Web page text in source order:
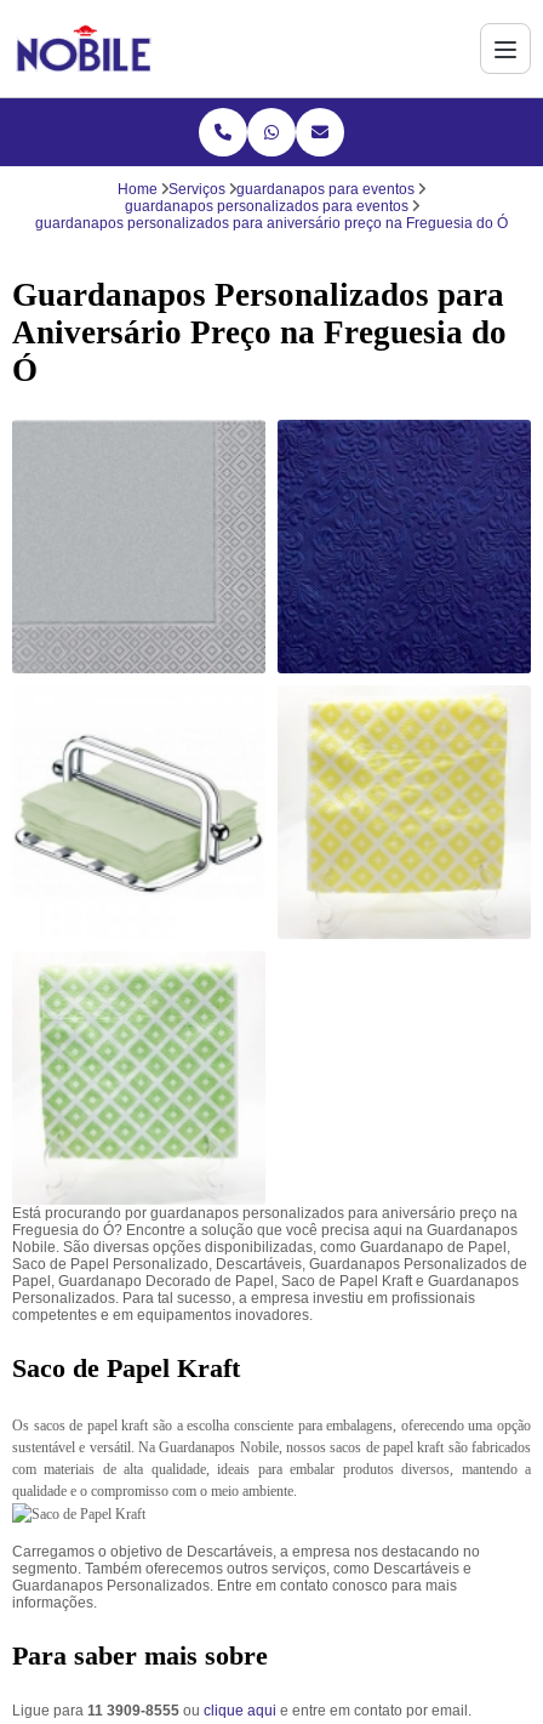
Home Serviços
guardanapos para eventos
guardanapos personalizados para eventos
guardanapos personalizados para aniversário preço na Freguesia do Ó
Guardanapos Personalizados para
Aniversário Preço na Freguesia do
Ó
Está procurando por guardanapos personalizados para aniversário preço na
Freguesia do Ó? Encontre a solução que você precisa aqui na Guardanapos
Nobile. São diversas opções disponibilizadas, como Guardanapo de Papel,
Saco de Papel Personalizado, Descartáveis, Guardanapos Personalizados de
Papel, Guardanapo Decorado de Papel, Saco de Papel Kraft e Guardanapos
Personalizados. Para tal sucesso, a empresa investiu em profissionais
competentes e em equipamentos inovadores.
Saco de Papel Kraft
Os sacos de papel kraft são a escolha consciente para embalagens, oferecendo uma opção
sustentável e versátil. Na Guardanapos Nobile, nossos sacos de papel kraft são fabricados
com materiais de alta qualidade, ideais para embalar produtos diversos, mantendo a
qualidade e o compromisso com o meio ambiente.
Carregamos o objetivo de Descartáveis, a empresa nos destacando no
segmento. Também oferecemos outros serviços, como Descartáveis e
Guardanapos Personalizados. Entre em contato conosco para mais
informações.
Para saber mais sobre
Ligue para 11 3909-8555 ou clique aqui e entre em contato por email.